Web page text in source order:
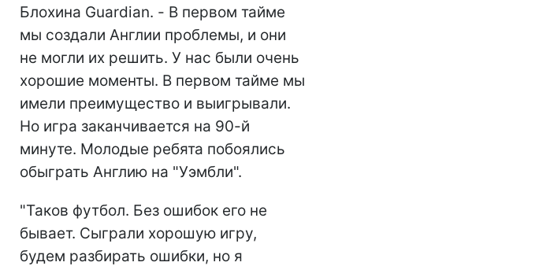
Блохина Guardian. - В первом тайме
мы создали Англии проблемы, и они
не могли их решить. У нас были очень
хорошие моменты. В первом тайме мы
имели преимущество и выигрывали.
Но игра заканчивается на 90-й
минуте. Молодые ребята побоялись
обыграть Англию на "Уэмбли".
"Таков футбол. Без ошибок его не
бывает. Сыграли хорошую игру,
будем разбирать ошибки, но я